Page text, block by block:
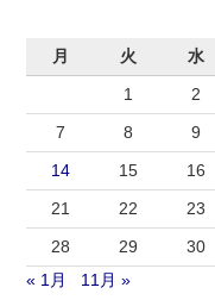
月 火 水
1
2
7
8 9
14
15 16
21
22 23
28
29 30
« 1月
11月 »